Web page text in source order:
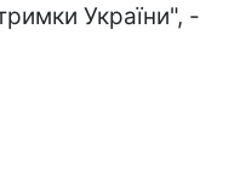
України", -